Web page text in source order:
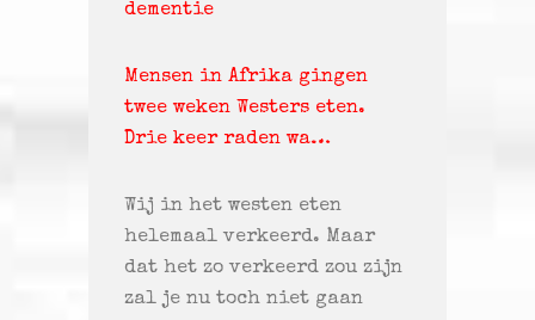
dementie
Mensen in Afrika gingen
twee weken Westers eten.
Drie keer raden wa…
Wij in het westen eten
helemaal verkeerd. Maar
dat het zo verkeerd zou zijn
zal je nu toch niet gaan